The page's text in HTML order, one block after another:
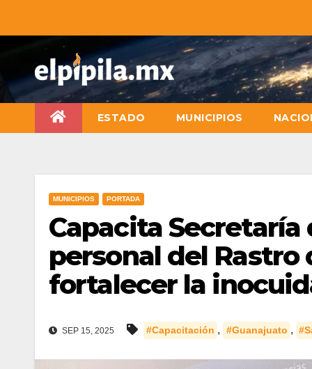
ESTADO MUNICIPIOS
MUNICIPIOS PORTADA
Capacita Secretaría
personal del Rastro
fortalecer la
SEP 15, 2025 #Capacitación , #Guanajuato ,